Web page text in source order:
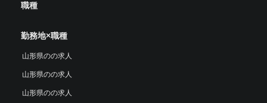
職種
勤務地×職種
山形県のの求人
山形県のの求人
山形県のの求人